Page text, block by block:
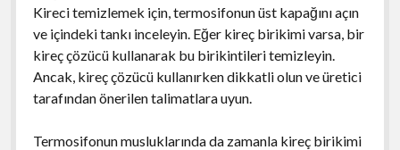
Kireci temizlemek için, termosifonun üst kapağını açın
ve içindeki tankı inceleyin. Eğer kireç birikimi varsa, bir
kireç çözücü kullanarak bu birikintileri temizleyin.
Ancak, kireç çözücü kullanırken dikkatli olun ve üretici
tarafından önerilen talimatlara uyun.
Termosifonun musluklarında da zamanla kireç birikimi